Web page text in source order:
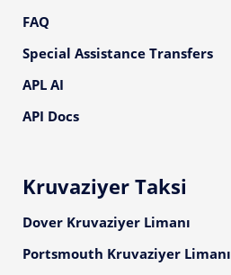
FAQ
Special Assistance Transfers
APL AI
API Docs
Kruvaziyer Taksi
Dover Kruvaziyer Limanı
Portsmouth Kruvaziyer Limanı